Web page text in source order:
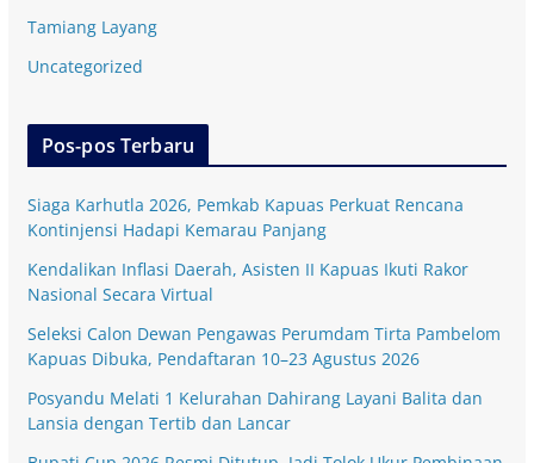
Tamiang Layang
Uncategorized
Pos-pos Terbaru
Siaga Karhutla 2026, Pemkab Kapuas Perkuat Rencana
Kontinjensi Hadapi Kemarau Panjang
Kendalikan Inflasi Daerah, Asisten II Kapuas Ikuti Rakor
Nasional Secara Virtual
Seleksi Calon Dewan Pengawas Perumdam Tirta Pambelom
Kapuas Dibuka, Pendaftaran 10–23 Agustus 2026
Posyandu Melati 1 Kelurahan Dahirang Layani Balita dan
Lansia dengan Tertib dan Lancar